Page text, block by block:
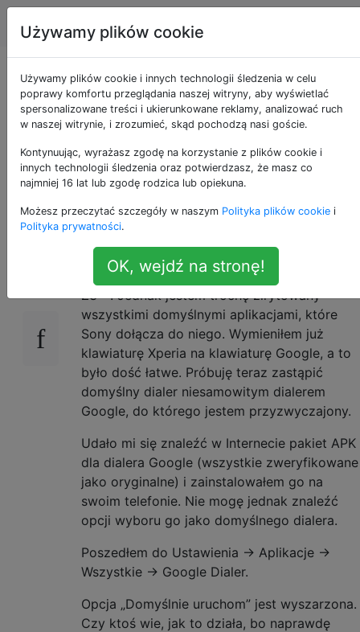
Android Tagi
Jak ustawić dialer
Google jako
domyślny dialer w
Sony Xperia Z3 +?
Mam nadzieję, że masz się dobrze. Niedawno
zmieniłem z Google Nexus 5 na Sony Xperia
Z3 +. Jednak jestem trochę zirytowany
wszystkimi domyślnymi aplikacjami, które
Sony dołącza do niego. Wymieniłem już
klawiaturę Xperia na klawiaturę Google, a to
było dość łatwe. Próbuję teraz zastąpić
domyślny dialer niesamowitym dialerem
Google, do którego jestem przyzwyczajony.
Udało mi się znaleźć w Internecie pakiet APK
dla dialera Google (wszystkie zweryfikowane
jako oryginalne) i zainstalowałem go na
swoim telefonie. Nie mogę jednak znaleźć
opcji wyboru go jako domyślnego dialera.
Poszedłem do Ustawienia → Aplikacje →
Wszystkie → Google Dialer.
Opcja „Domyślnie uruchom” jest wyszarzona.
Czy ktoś wie, jak to działa, bo naprawdę
Używamy plików cookie
Używamy plików cookie i innych technologii śledzenia w celu
poprawy komfortu przeglądania naszej witryny, aby wyświetlać
spersonalizowane treści i ukierunkowane reklamy, analizować ruch
w naszej witrynie, i zrozumieć, skąd pochodzą nasi goście.
Kontynuując, wyrażasz zgodę na korzystanie z plików cookie i
innych technologii śledzenia oraz potwierdzasz, że masz co
najmniej 16 lat lub zgodę rodzica lub opiekuna.
Możesz przeczytać szczegóły w naszym Polityka plików cookie i
Polityka prywatności.
OK, wejdź na stronę!